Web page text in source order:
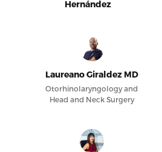
Hernández
Laureano Giraldez MD
Otorhinolaryngology and
Head and Neck Surgery